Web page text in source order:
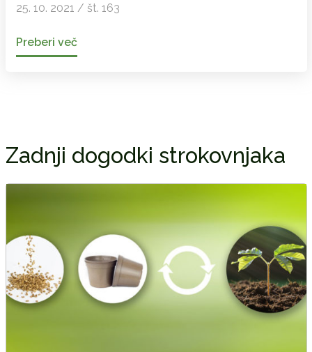
25. 10. 2021 / št. 163
Preberi več
Zadnji dogodki strokovnjaka